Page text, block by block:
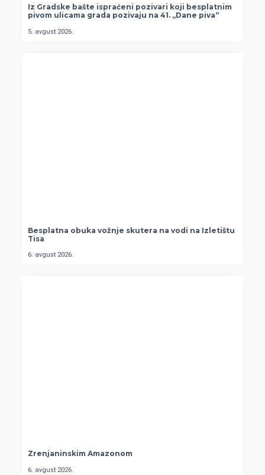
Iz Gradske bašte ispraćeni pozivari koji besplatnim
pivom ulicama grada pozivaju na 41. „Dane piva“
5. avgust 2026.
Besplatna obuka vožnje skutera na vodi na Izletištu
Tisa
6. avgust 2026.
Zrenjaninskim Amazonom
6. avgust 2026.